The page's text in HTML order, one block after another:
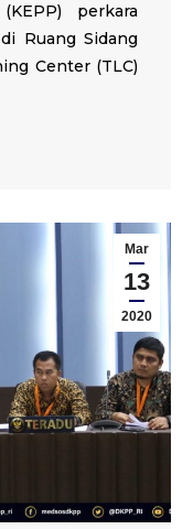
perkara
Ruang Sidang
Center (TLC)
Mar
13
2020